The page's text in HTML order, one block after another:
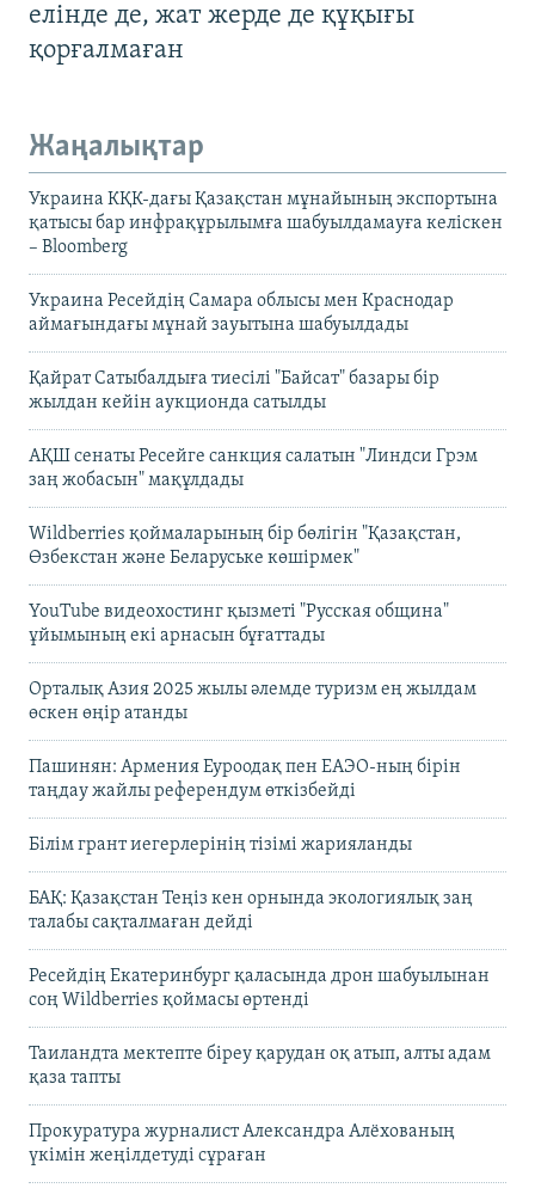
елінде де, жат жерде де құқығы
қорғалмаған
Жаңалықтар
Украина КҚК-дағы Қазақстан мұнайының экспортына
қатысы бар инфрақұрылымға шабуылдамауға келіскен
– Bloomberg
Украина Ресейдің Самара облысы мен Краснодар
аймағындағы мұнай зауытына шабуылдады
Қайрат Сатыбалдыға тиесілі "Байсат" базары бір
жылдан кейін аукционда сатылды
АҚШ сенаты Ресейге санкция салатын "Линдси Грэм
заң жобасын" мақұлдады
Wildberries қоймаларының бір бөлігін "Қазақстан,
Өзбекстан және Беларуське көшірмек"
YouTube видеохостинг қызметі "Русская община"
ұйымының екі арнасын бұғаттады
Орталық Азия 2025 жылы әлемде туризм ең жылдам
өскен өңір атанды
Пашинян: Армения Еуроодақ пен ЕАЭО-ның бірін
таңдау жайлы референдум өткізбейді
Білім грант иегерлерінің тізімі жарияланды
БАҚ: Қазақстан Теңіз кен орнында экологиялық заң
талабы сақталмаған дейді
Ресейдің Екатеринбург қаласында дрон шабуылынан
соң Wildberries қоймасы өртенді
Таиландта мектепте біреу қарудан оқ атып, алты адам
қаза тапты
Прокуратура журналист Александра Алёхованың
үкімін жеңілдетуді сұраған